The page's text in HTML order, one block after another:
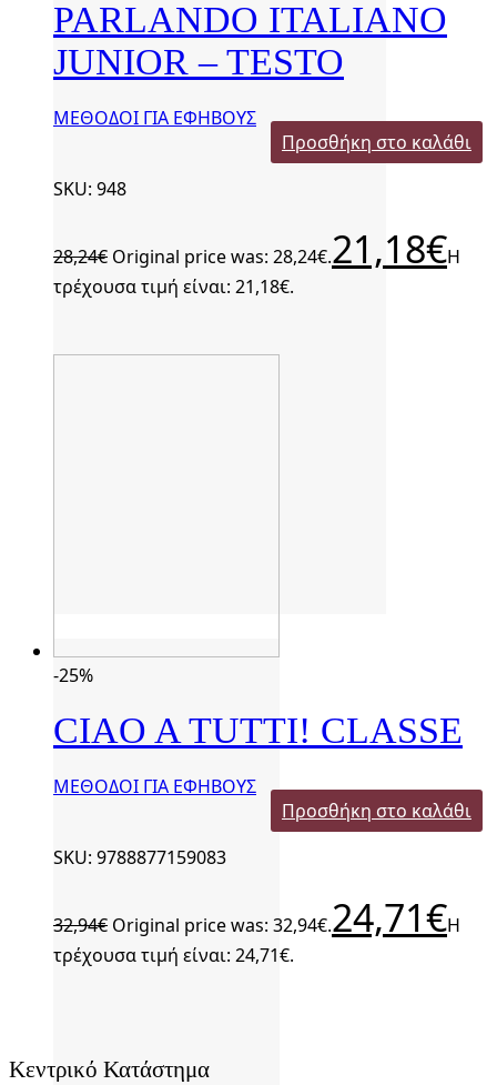
PARLANDO ITALIANO
JUNIOR – TESTO
ΜΕΘΟΔΟΙ ΓΙΑ ΕΦΗΒΟΥΣ
Προσθήκη στο καλάθι
SKU: 948
28,24€ Original price was: 28,24€.21,18€Η
τρέχουσα τιμή είναι: 21,18€.
-25%
CIAO A TUTTI! CLASSE
ΜΕΘΟΔΟΙ ΓΙΑ ΕΦΗΒΟΥΣ
Προσθήκη στο καλάθι
SKU: 9788877159083
32,94€ Original price was: 32,94€.24,71€Η
τρέχουσα τιμή είναι: 24,71€.
Κεντρικό Κατάστημα